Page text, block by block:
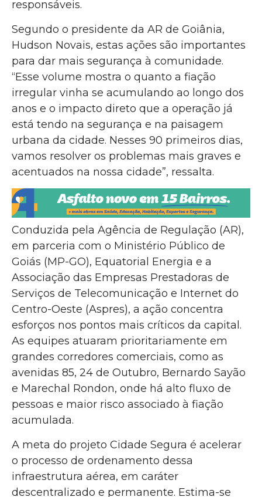
responsáveis.
Segundo o presidente da AR de Goiânia,
Hudson Novais, estas ações são importantes
para dar mais segurança à comunidade.
“Esse volume mostra o quanto a fiação
irregular vinha se acumulando ao longo dos
anos e o impacto direto que a operação já
está tendo na segurança e na paisagem
urbana da cidade. Nesses 90 primeiros dias,
vamos resolver os problemas mais graves e
acentuados na nossa cidade”, ressalta.
Conduzida pela Agência de Regulação (AR),
em parceria com o Ministério Público de
Goiás (MP-GO), Equatorial Energia e a
Associação das Empresas Prestadoras de
Serviços de Telecomunicação e Internet do
Centro-Oeste (Aspres), a ação concentra
esforços nos pontos mais críticos da capital.
As equipes atuaram prioritariamente em
grandes corredores comerciais, como as
avenidas 85, 24 de Outubro, Bernardo Sayão
e Marechal Rondon, onde há alto fluxo de
pessoas e maior risco associado à fiação
acumulada.
A meta do projeto Cidade Segura é acelerar
o processo de ordenamento dessa
infraestrutura aérea, em caráter
descentralizado e permanente. Estima-se